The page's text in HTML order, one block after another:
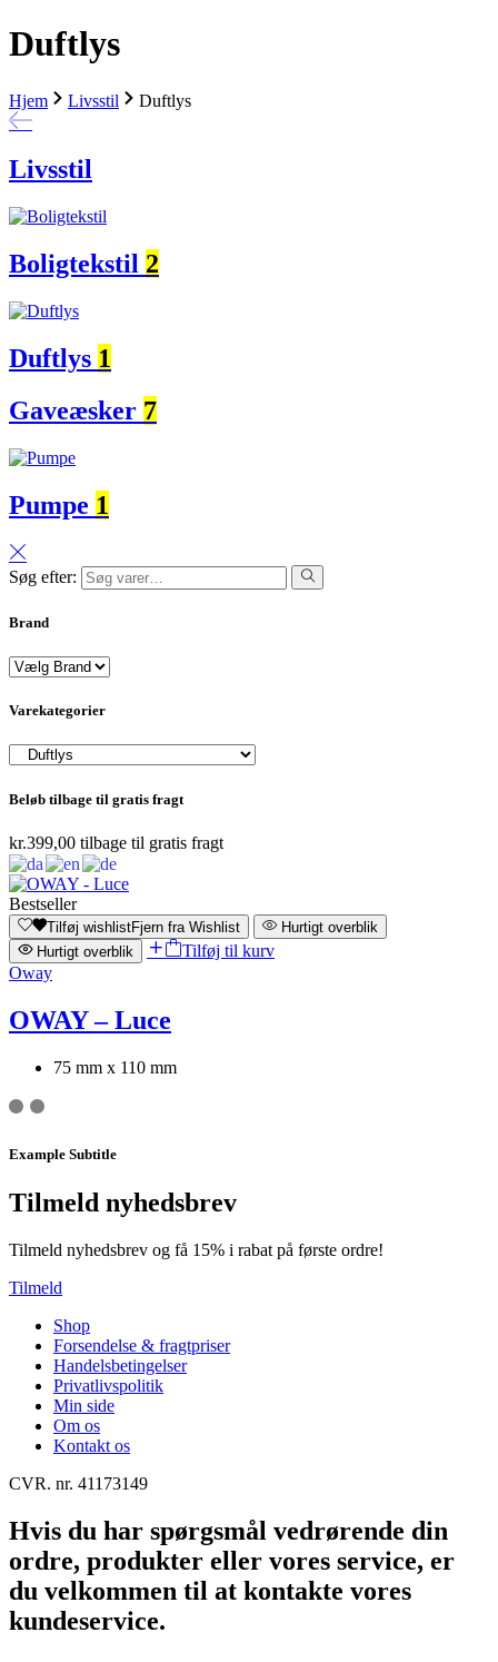
Duftlys
Hjem Livsstil Duftlys
Livsstil
Boligtekstil 2
Duftlys 1
Gaveæsker 7
Pumpe 1
Søg efter:
Brand
Varekategorier
Beløb tilbage til gratis fragt
kr.399,00 tilbage til gratis fragt
Bestseller
Tilføj wishlistFjern fra Wishlist
Hurtigt overblik
Hurtigt overblik
Tilføj til kurv
Oway
OWAY – Luce
75 mm x 110 mm
Example Subtitle
Tilmeld nyhedsbrev
Tilmeld nyhedsbrev og få 15% i rabat på første ordre!
Tilmeld
Shop
Forsendelse & fragtpriser
Handelsbetingelser
Privatlivspolitik
Min side
Om os
Kontakt os
CVR. nr. 41173149
Hvis du har spørgsmål vedrørende din
ordre, produkter eller vores service, er
du velkommen til at kontakte vores
kundeservice.